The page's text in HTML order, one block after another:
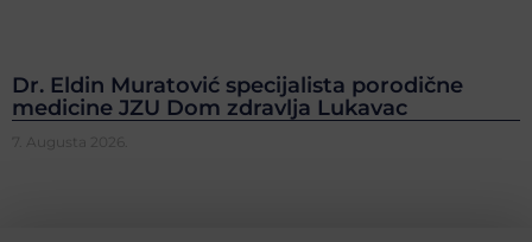
Dr. Eldin Muratović specijalista porodične
medicine JZU Dom zdravlja Lukavac
7. Augusta 2026.